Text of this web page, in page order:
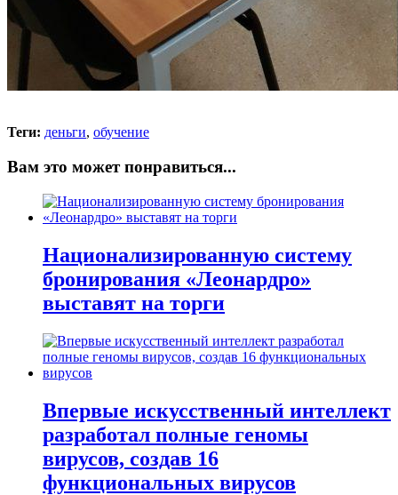
Теги: деньги, обучение
Вам это может понравиться...
Национализированную систему
бронирования «Леонардро»
выставят на торги
Впервые искусственный интеллект
разработал полные геномы
вирусов, создав 16
функциональных вирусов